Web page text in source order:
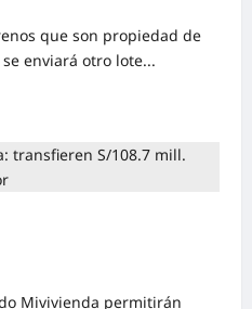
que son propiedad de
enviará otro lote...
Mivivienda permitirán